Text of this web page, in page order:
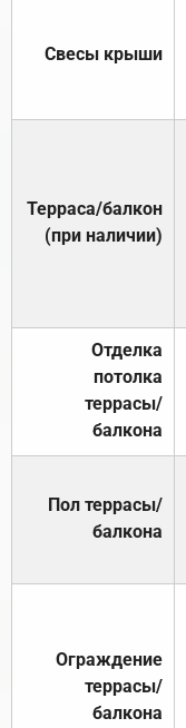
Свесы крыши
Терраса/балкон
(при наличии)
Отделка
потолка
террасы/
балкона
Пол террасы/
балкона
Ограждение
террасы/
балкона